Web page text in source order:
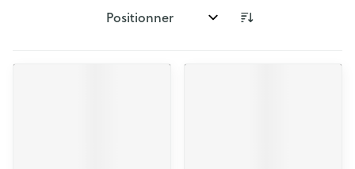
Trier par: